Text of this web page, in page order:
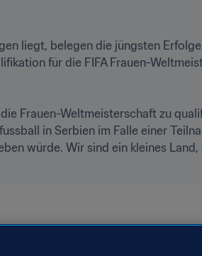
liegt, belegen die jüngsten
für die FIFA Frauen-
Frauen-Weltmeisterschaft zu
in Serbien im Falle einer
würde. Wir sind ein kleines